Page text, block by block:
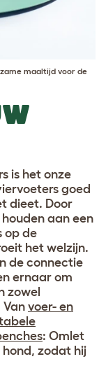
maaltijd voor de
is het onze
goed
dieet. Door
aan een
op de
het welzijn.
de connectie
ernaar om
zowel
Van voer- en
: Omlet
zodat hij